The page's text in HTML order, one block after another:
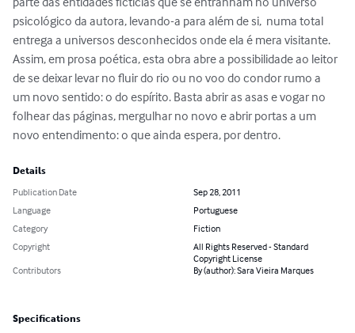
psicológico da autora, levando-a para além de si,  numa total
entrega a universos desconhecidos onde ela é mera visitante.
Assim, em prosa poética, esta obra abre a possibilidade ao leitor
de se deixar levar no fluir do rio ou no voo do condor rumo a
um novo sentido: o do espírito. Basta abrir as asas e vogar no
folhear das páginas, mergulhar no novo e abrir portas a um
novo entendimento: o que ainda espera, por dentro.
Details
Publication Date
Sep 28, 2011
Language
Portuguese
Category
Fiction
Copyright
All Rights Reserved - Standard
Copyright License
Contributors
By (author): Sara Vieira Marques
Specifications